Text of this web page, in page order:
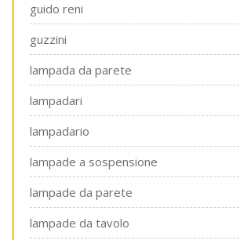
guido reni
guzzini
lampada da parete
lampadari
lampadario
lampade a sospensione
lampade da parete
lampade da tavolo